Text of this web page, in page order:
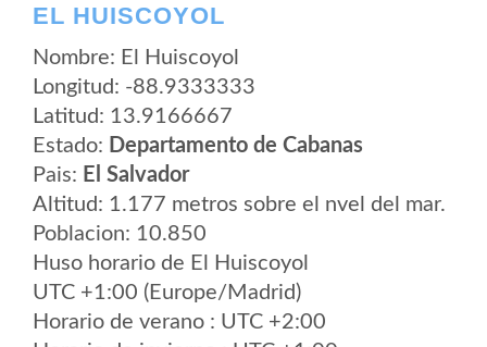
EL HUISCOYOL
Nombre: El Huiscoyol
Longitud: -88.9333333
Latitud: 13.9166667
Estado: Departamento de Cabanas
Pais: El Salvador
Altitud: 1.177 metros sobre el nvel del mar.
Poblacion: 10.850
Huso horario de El Huiscoyol
UTC +1:00 (Europe/Madrid)
Horario de verano : UTC +2:00